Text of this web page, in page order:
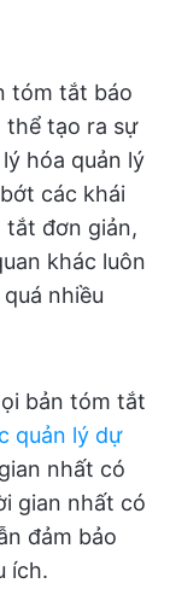
tóm tắt báo
thể tạo ra sự
hóa quản lý
các khái
tắt đơn giản,
khác luôn
nhiều
bản tóm tắt
quản lý dự
nhất có
gian nhất có
đảm bảo
ích.